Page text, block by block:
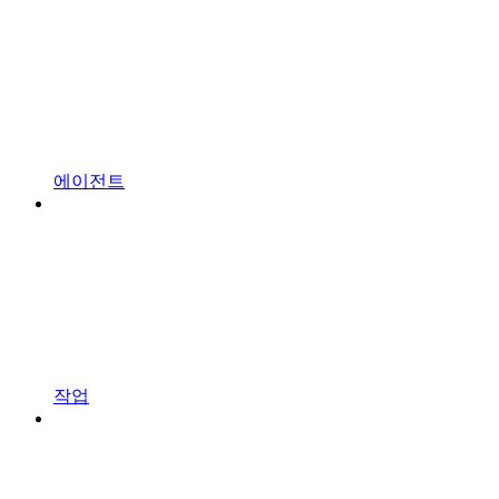
에이전트
작업